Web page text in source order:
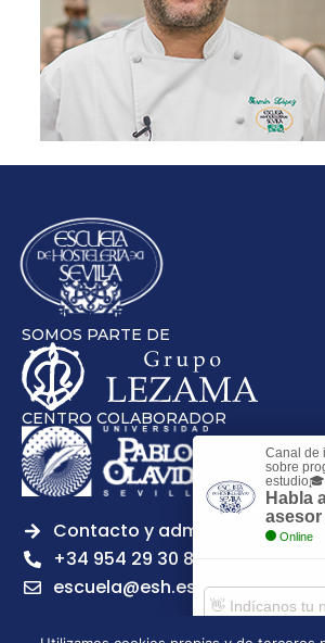
SOMOS PARTE DE
CENTRO COLABORADOR
Contacto y admisiones
+34 954 29 30 81
escuela@esh.es
Canal de
sobre
estudio🎓
Habla
asesor
Online